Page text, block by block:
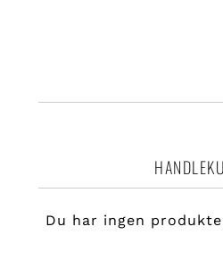
Du har ingen